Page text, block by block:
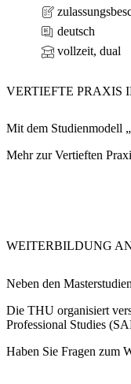
deutsch
vollzeit, dual
VERTIEFTE PRAXIS
Mit dem Studienmodell
Mehr zur Vertieften
WEITERBILDUNG
Neben den
​Die THU organisiert
Professional Studies
Haben Sie Fragen zum